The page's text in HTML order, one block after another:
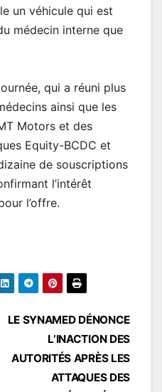
un véhicule qui est
médecin interne que
qui a réuni plus
ainsi que les
Motors et des
Equity-BCDC et
de souscriptions
l’intérêt
l’offre.
LE SYNAMED DÉNONCE
L’INACTION DES
AUTORITÉS APRÈS LES
ATTAQUES DES